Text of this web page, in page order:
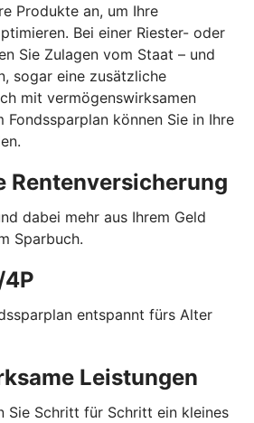
Produkte an, um Ihre
Bei einer Riester- oder
Sie Zulagen vom Staat – und
sogar eine zusätzliche
mit vermögenswirksamen
Fondssparplan können Sie in Ihre
Rentenversicherung
dabei mehr aus Ihrem Geld
Sparbuch.
entspannt fürs Alter
Leistungen
Sie Schritt für Schritt ein kleines